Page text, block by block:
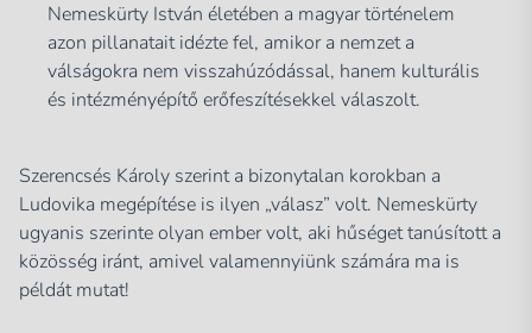
Nemeskürty István életében a magyar történelem
azon pillanatait idézte fel, amikor a nemzet a
válságokra nem visszahúzódással, hanem kulturális
és intézményépítő erőfeszítésekkel válaszolt.
Szerencsés Károly szerint a bizonytalan korokban a
Ludovika megépítése is ilyen „válasz” volt. Nemeskürty
ugyanis szerinte olyan ember volt, aki hűséget tanúsított a
közösség iránt, amivel valamennyiünk számára ma is
példát mutat!